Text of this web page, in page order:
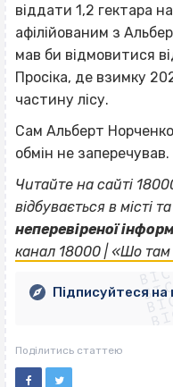
віддати 1,2 гектара
афілійованим з
мав би відмовитися
Просіка, де взимку
частину лісу.
Сам Альберт
обмін не заперечував.
Читайте на сайті
відбувається в місті
неперевіреної
канал 18000 | «Шо
Підписуйтеся на
Поділитись статтею